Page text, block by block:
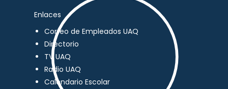
Enlaces
Correo de Empleados UAQ
Directorio
TV UAQ
Radio UAQ
Calendario Escolar